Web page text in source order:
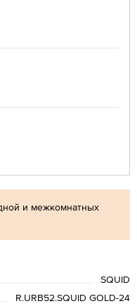
и межкомнатных
SQUID
R.URB52.SQUID GOLD-24